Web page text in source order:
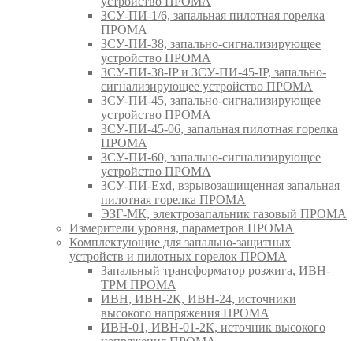
ЗСУ-ПИ-1/6, запальная пилотная горелка
ПРОМА
ЗСУ-ПИ-38, запально-сигнализирующее
устройство ПРОМА
ЗСУ-ПИ-38-IP и ЗСУ-ПИ-45-IP, запально-
сигнализирующее устройство ПРОМА
ЗСУ-ПИ-45, запально-сигнализирующее
устройство ПРОМА
ЗСУ-ПИ-45-06, запальная пилотная горелка
ПРОМА
ЗСУ-ПИ-60, запально-сигнализирующее
устройство ПРОМА
ЗСУ-ПИ-Exd, взрывозащищенная запальная
пилотная горелка ПРОМА
ЭЗГ-МК, электрозапальник газовый ПРОМА
Измерители уровня, параметров ПРОМА
Комплектующие для запально-защитных
устройств и пилотных горелок ПРОМА
Запальный трансформатор розжига, ИВН-
ТРМ ПРОМА
ИВН, ИВН-2К, ИВН-24, источники
высокого напряжения ПРОМА
ИВН-01, ИВН-01-2К, источник высокого